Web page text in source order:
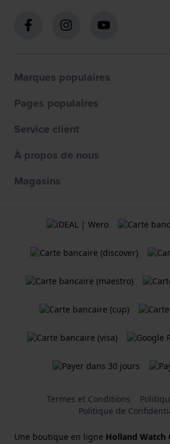
Marques populaires
Pages populaires
Service client
À propos de nous
Magasins
Termes et Conditions
Politique de
Une boutique en ligne Holland Watch